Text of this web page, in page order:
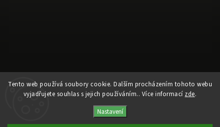
Tento web používá soubory cookie. Dalším procházením tohoto webu
vyjadřujete souhlas s jejich používáním.. Více informací zde.
Nastavení
Sledovat na Instagramu
Jinad Studio. Všechna práva vyhrazena.